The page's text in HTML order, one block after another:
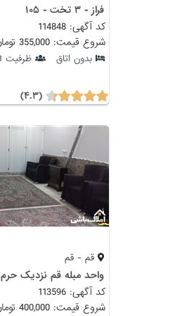
فراز - ۳ تخت - ۱۰۵
کد آگهی: 114848
شروع قیمت: 355,000 تومان
بدون اتاق ظرفیت 3-7 نفر
(۴.۳)
قم - قم
واحد مبله قم نزدیک حرم
کد آگهی: 113596
شروع قیمت: 400,000 تومان